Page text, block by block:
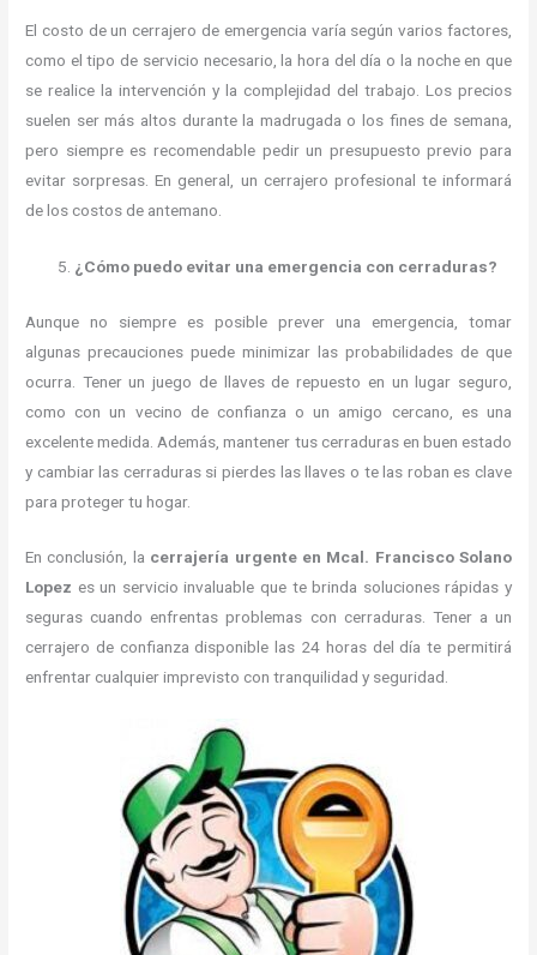
El costo de un cerrajero de emergencia varía según varios factores,
como el tipo de servicio necesario, la hora del día o la noche en que
se realice la intervención y la complejidad del trabajo. Los precios
suelen ser más altos durante la madrugada o los fines de semana,
pero siempre es recomendable pedir un presupuesto previo para
evitar sorpresas. En general, un cerrajero profesional te informará
de los costos de antemano.
¿Cómo puedo evitar una emergencia con cerraduras?
Aunque no siempre es posible prever una emergencia, tomar
algunas precauciones puede minimizar las probabilidades de que
ocurra. Tener un juego de llaves de repuesto en un lugar seguro,
como con un vecino de confianza o un amigo cercano, es una
excelente medida. Además, mantener tus cerraduras en buen estado
y cambiar las cerraduras si pierdes las llaves o te las roban es clave
para proteger tu hogar.
En conclusión, la cerrajería urgente en Mcal. Francisco Solano
Lopez es un servicio invaluable que te brinda soluciones rápidas y
seguras cuando enfrentas problemas con cerraduras. Tener a un
cerrajero de confianza disponible las 24 horas del día te permitirá
enfrentar cualquier imprevisto con tranquilidad y seguridad.